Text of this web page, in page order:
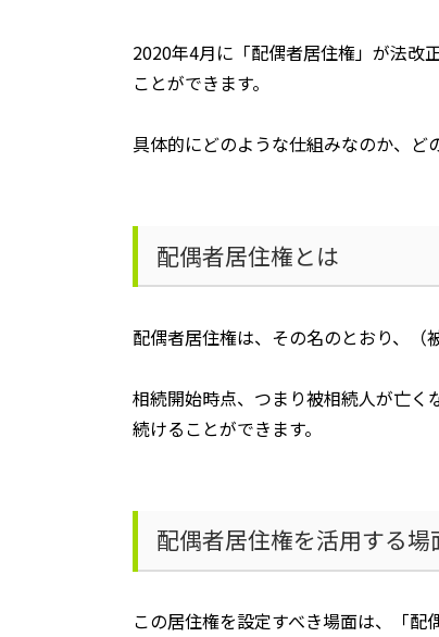
2020年4月に「配偶者居住権」が法改
ことができます。
具体的にどのような仕組みなのか、ど
配偶者居住権とは
配偶者居住権は、その名のとおり、（
相続開始時点、つまり被相続人が亡
続けることができます。
配偶者居住権を活用する場
この居住権を設定すべき場面は、「